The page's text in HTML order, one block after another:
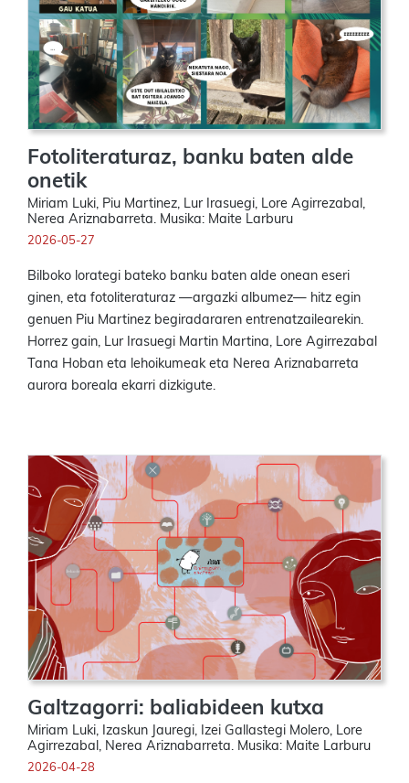
Fotoliteraturaz, banku baten alde
onetik
Miriam Luki, Piu Martinez, Lur Irasuegi, Lore Agirrezabal,
Nerea Ariznabarreta. Musika: Maite Larburu
2026-05-27
Bilboko lorategi bateko banku baten alde onean eseri
ginen, eta fotoliteraturaz —argazki albumez— hitz egin
genuen Piu Martinez begiradararen entrenatzailearekin.
Horrez gain, Lur Irasuegi Martin Martina, Lore Agirrezabal
Tana Hoban eta lehoikumeak eta Nerea Ariznabarreta
aurora boreala ekarri dizkigute.
Galtzagorri: baliabideen kutxa
Miriam Luki, Izaskun Jauregi, Izei Gallastegi Molero, Lore
Agirrezabal, Nerea Ariznabarreta. Musika: Maite Larburu
2026-04-28